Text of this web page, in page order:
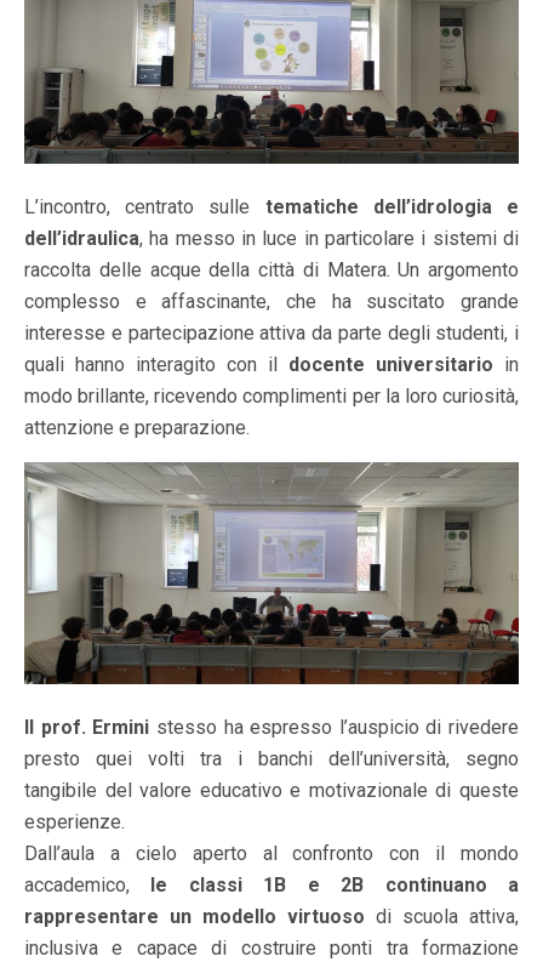
L’incontro, centrato sulle tematiche dell’idrologia e
dell’idraulica, ha messo in luce in particolare i sistemi di
raccolta delle acque della città di Matera. Un argomento
complesso e affascinante, che ha suscitato grande
interesse e partecipazione attiva da parte degli studenti, i
quali hanno interagito con il docente universitario in
modo brillante, ricevendo complimenti per la loro curiosità,
attenzione e preparazione.
Il prof. Ermini stesso ha espresso l’auspicio di rivedere
presto quei volti tra i banchi dell’università, segno
tangibile del valore educativo e motivazionale di queste
esperienze.
Dall’aula a cielo aperto al confronto con il mondo
accademico,
le classi 1B e 2B continuano a
rappresentare un modello virtuoso di scuola attiva,
inclusiva e capace di costruire ponti tra formazione